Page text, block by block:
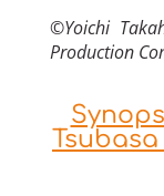
©Yoichi
Production
Tsubasa